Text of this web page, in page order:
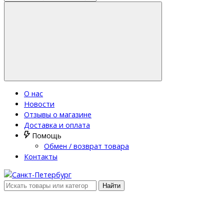
О нас
Новости
Отзывы о магазине
Доставка и оплата
Помощь
Обмен / возврат товара
Контакты
Найти